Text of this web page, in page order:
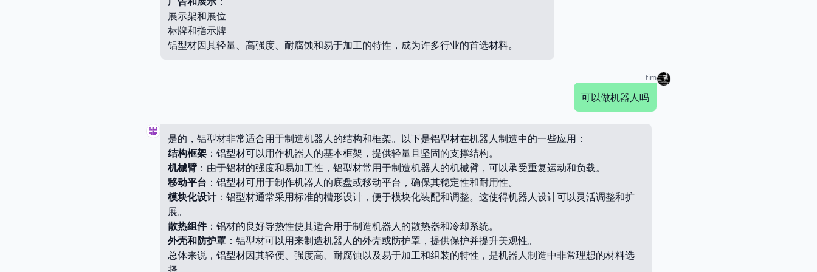
展示架和展位
标牌和指示牌
铝型材因其轻量、高强度、耐腐蚀和易于加工的特性，成为许多行业的首选材料。
tim
可以做机器人吗
是的，铝型材非常适合用于制造机器人的结构和框架。以下是铝型材在机器人制造中的一些应用：
结构框架 ：铝型材可以用作机器人的基本框架，提供轻量且坚固的支撑结构。
机械臂 ：由于铝材的强度和易加工性，铝型材常用于制造机器人的机械臂，可以承受重复运动和负载。
移动平台 ：铝型材可用于制作机器人的底盘或移动平台，确保其稳定性和耐用性。
模块化设计：铝型材通常采用标准的槽形设计，便于模块化装配和调整。这使得机器人设计可以灵活调整和扩
展。
散热组件：铝材的良好导热性使其适合用于制造机器人的散热器和冷却系统。
外壳和防护罩 ：铝型材可以用来制造机器人的外壳或防护罩，提供保护并提升美观性。
总体来说，铝型材因其轻便、强度高、耐腐蚀以及易于加工和组装的特性，是机器人制造中非常理想的材料选